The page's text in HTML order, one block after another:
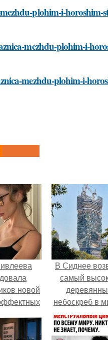
plohim-i-horoshim-
mezhdu-plohim-i-
mezhdu-plohim-i-
новой
вызвала
В Сиднее
самый
небоскреб в
Atlassian